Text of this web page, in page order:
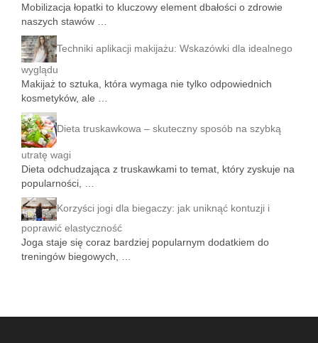
Mobilizacja łopatki to kluczowy element dbałości o zdrowie
naszych stawów …
Techniki aplikacji makijażu: Wskazówki dla idealnego
wyglądu
Makijaż to sztuka, która wymaga nie tylko odpowiednich
kosmetyków, ale …
Dieta truskawkowa – skuteczny sposób na szybką
utratę wagi
Dieta odchudzająca z truskawkami to temat, który zyskuje na
popularności, …
Korzyści jogi dla biegaczy: jak uniknąć kontuzji i
poprawić elastyczność
Joga staje się coraz bardziej popularnym dodatkiem do
treningów biegowych, …